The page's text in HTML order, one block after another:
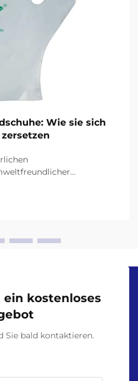
Wie sie sich
Entscheidungen bei
prägt, haben
ein kostenloses
Sie bald kontaktieren.